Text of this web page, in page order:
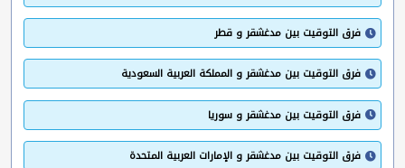
فرق التوقيت بين مدغشقر و قطر
فرق التوقيت بين مدغشقر و المملكة العربية السعودية
فرق التوقيت بين مدغشقر و سوريا
فرق التوقيت بين مدغشقر و الإمارات العربية المتحدة